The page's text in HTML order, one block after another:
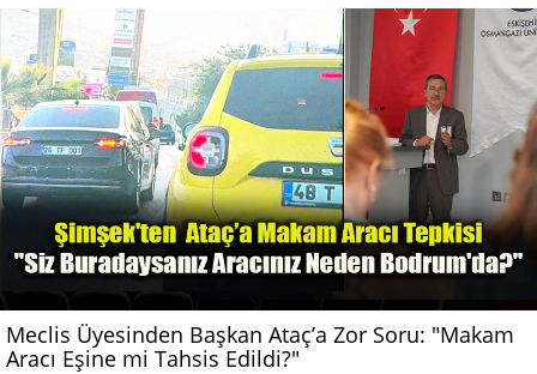
Meclis Üyesinden Başkan Ataç’a Zor Soru: "Makam
Aracı Eşine mi Tahsis Edildi?"